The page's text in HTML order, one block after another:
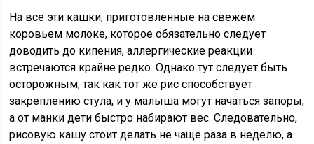
На все эти кашки, приготовленные на свежем
коровьем молоке, которое обязательно следует
доводить до кипения, аллергические реакции
встречаются крайне редко. Однако тут следует быть
осторожным, так как тот же рис способствует
закреплению стула, и у малыша могут начаться запоры,
а от манки дети быстро набирают вес. Следовательно,
рисовую кашу стоит делать не чаще раза в неделю, а